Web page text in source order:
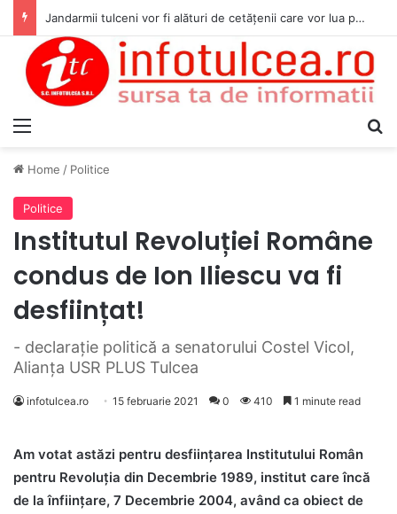
Jandarmii tulceni vor fi alături de cetățenii care vor lua parte la Festivalul Folk Țestos
Home / Politice
Politice
Institutul Revoluției Române
condus de Ion Iliescu va fi
desființat!
- declarație politică a senatorului Costel Vicol,
Alianța USR PLUS Tulcea
infotulcea.ro 15 februarie 2021 0 410 1 minute read
Am votat astăzi pentru desființarea Institutului Român
pentru Revoluția din Decembrie 1989, institut care încă
de la înființare, 7 Decembrie 2004, având ca obiect de